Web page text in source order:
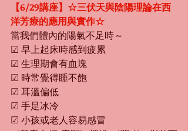
【6/29講座】☆三伏天與陰陽理論在西
洋芳療的應用與實作☆
當我們體內的陽氣不足時～
☑ 早上起床時感到疲累
☑ 生理期會有血塊
☑ 時常覺得睡不飽
☑ 耳溫偏低
☑ 手足冰冷
☑ 小孩或老人容易感冒